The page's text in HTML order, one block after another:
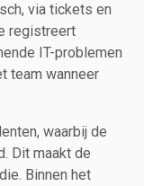
via tickets en
registreert
IT-problemen
team wanneer
waarbij de
Dit maakt de
Binnen het